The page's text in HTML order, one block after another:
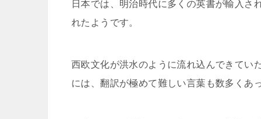
日本では、明治時代に多くの英書が輸入さ
れたようです。
西欧文化が洪水のように流れ込んできてい
には、翻訳が極めて難しい言葉も数多くあ